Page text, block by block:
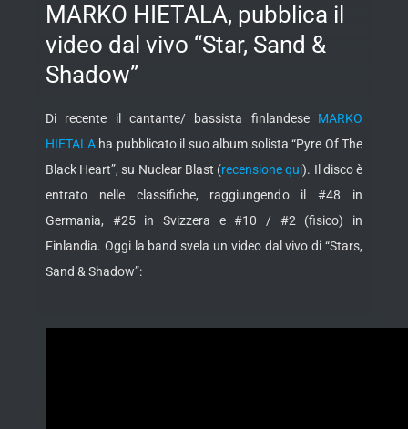
MARKO HIETALA, pubblica il
video dal vivo “Star, Sand &
Shadow”
Di recente il cantante/ bassista finlandese MARKO
HIETALA ha pubblicato il suo album solista “Pyre Of The
Black Heart”, su Nuclear Blast (recensione qui). Il disco è
entrato nelle classifiche, raggiungendo il #48 in
Germania, #25 in Svizzera e #10 / #2 (fisico) in
Finlandia. Oggi la band svela un video dal vivo di “Stars,
Sand & Shadow”: